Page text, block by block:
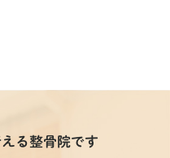
る整骨院です